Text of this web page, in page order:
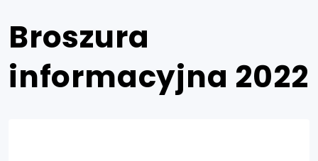
Broszura
informacyjna 2022